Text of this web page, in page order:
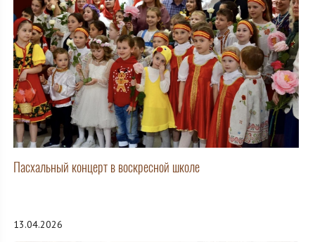
Пасхальный концерт в воскресной школе
13.04.2026